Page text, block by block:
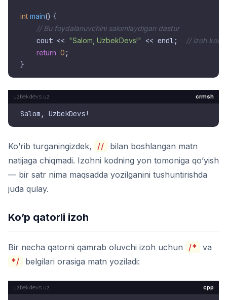
int main() {
// Bu foydalanuvchini salomlaydigan dastur
    cout <<
"Salom, UzbekDevs!" << endl; // izoh kod
return 0 ;
crmsh
Ko’rib turganingizdek, //
bilan boshlangan matn
natijaga chiqmadi. Izohni kodning yon tomoniga qo’yish
— bir satr nima maqsadda yozilganini tushuntirishda
juda qulay.
Ko’p qatorli izoh
Bir necha qatorni qamrab oluvchi izoh uchun /*
va
*/
belgilari orasiga matn yoziladi:
cpp